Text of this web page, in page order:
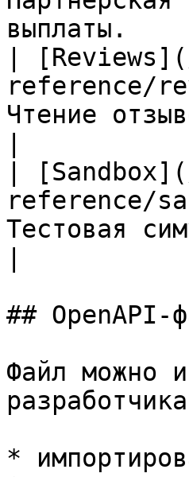
|
Чтение
|
Тестовая
## OpenAPI-
Файл можно
*